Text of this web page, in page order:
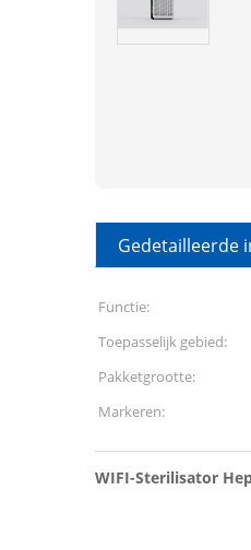
Gedetailleerde
Functie:
Toepasselijk gebied:
Pakketgrootte:
Markeren:
WIFI-Sterilisator